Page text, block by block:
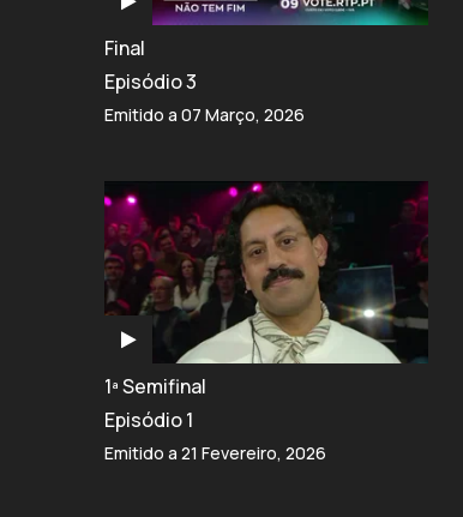
Final
Episódio 3
Emitido a 07 Março, 2026
1ª Semifinal
Episódio 1
Emitido a 21 Fevereiro, 2026